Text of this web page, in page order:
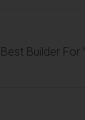
Builder For